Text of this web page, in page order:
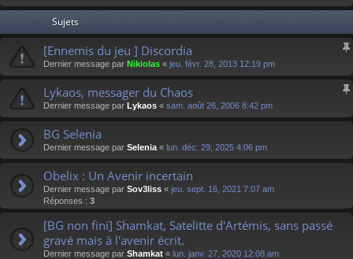
Sujets
[Ennemis du jeu ] Discordia
Dernier message par Nikiolas « jeu. févr. 28, 2013 12:19 pm
Lykaos, messager du Chaos
Dernier message par Lykaos « sam. août 26, 2006 8:42 pm
BG Selenia
Dernier message par Selenia « lun. déc. 29, 2025 4:06 pm
Obelix : Un Avenir incertain
Dernier message par Sov3liss « jeu. sept. 16, 2021 7:07 am
Réponses : 3
[BG non fini] Shamkat, Satelitte d'Artémis, sans passé
gravé mais à l'avenir écrit.
Dernier message par Shamkat « lun. janv. 27, 2020 12:08 am